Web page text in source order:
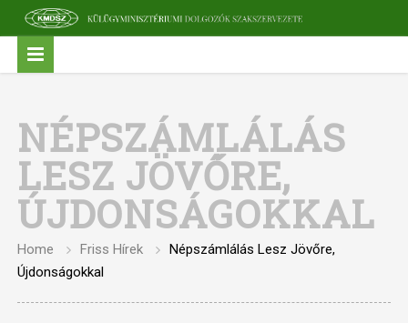
NÉPSZÁMLÁLÁS
LESZ JÖVŐRE,
ÚJDONSÁGOKKAL
Home Friss Hírek
Népszámlálás Lesz Jövőre,
Újdonságokkal